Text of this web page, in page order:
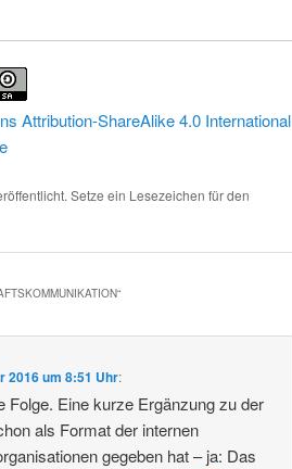
Attribution-ShareAlike 4.0 International
Setze ein Lesezeichen für den
“
2016 um 8:51 Uhr:
Folge. Eine kurze Ergänzung zu der
als Format der internen
gegeben hat – ja: Das